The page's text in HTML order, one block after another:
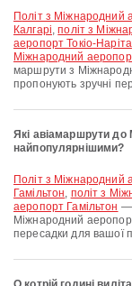
політ з Міжнародний аеропорт Ванкувер в Міжнародний аеропорт
Калгарі,політ з
аеропорт Токіо-Наріта
Міжнародний
маршрути з
пропонують зручні
Які авіамаршрути до
найпопулярнішими?
політ з Міжнародний аеропорт Галіфакс в Міжнародний аеропорт
Гамільтон, політ з
аеропорт Гамільтон —
Міжнародний
пересадки для вашої